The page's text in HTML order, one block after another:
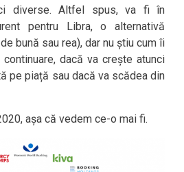
diverse. Altfel spus, va fi în
pentru Libra, o alternativă
bună sau rea), dar nu știu cum îi
dacă va crește atunci
pe piață sau dacă va scădea din
așa că vedem ce-o mai fi.